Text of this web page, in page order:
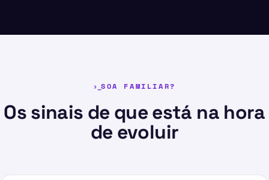
SOA FAMILIAR?
Os sinais de que está na hora
de evoluir